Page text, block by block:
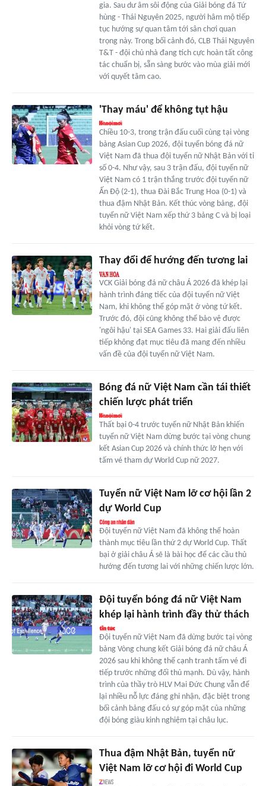
gia. Sau dư âm sôi động của Giải bóng đá Tứ
hùng - Thái Nguyên 2025, người hâm mộ tiếp
tục hướng sự quan tâm tới sân chơi quan
trọng này. Trong bối cảnh đó, CLB Thái Nguyên
T&T - đội chủ nhà đang tích cực hoàn tất công
tác chuẩn bị, sẵn sàng bước vào mùa giải mới
với quyết tâm cao.
'Thay máu' để không tụt hậu
Chiều 10-3, trong trận đấu cuối cùng tại vòng
bảng Asian Cup 2026, đội tuyển bóng đá nữ
Việt Nam đã thua đội tuyển nữ Nhật Bản với tỉ
số 0-4. Như vậy, sau 3 trận đấu, đội tuyển nữ
Việt Nam có 1 trận thắng trước đội tuyển nữ
Ấn Độ (2-1), thua Đài Bắc Trung Hoa (0-1) và
thua đậm Nhật Bản. Kết thúc vòng bảng, đội
tuyển nữ Việt Nam xếp thứ 3 bảng C và bị loại
khỏi vòng tứ kết.
Thay đổi để hướng đến tương lai
VCK Giải bóng đá nữ châu Á 2026 đã khép lại
hành trình đáng tiếc của đội tuyển nữ Việt
Nam, khi không thể góp mặt ở vòng tứ kết.
Trước đó, đội cũng không thể bảo vệ được
'ngôi hậu' tại SEA Games 33. Hai giải đấu liên
tiếp không đạt mục tiêu đã mang đến nhiều
vấn đề của đội tuyển nữ Việt Nam.
Bóng đá nữ Việt Nam cần tái thiết
chiến lược phát triển
Thất bại 0-4 trước tuyển nữ Nhật Bản khiến
tuyển nữ Việt Nam dừng bước tại vòng chung
kết Asian Cup 2026 và chính thức lỡ hẹn với
tấm vé tham dự World Cup nữ 2027.
Tuyển nữ Việt Nam lỡ cơ hội lần 2
dự World Cup
Đội tuyển nữ Việt Nam đã không thể hoàn
thành mục tiêu lần thứ 2 dự World Cup. Thất
bại ở giải châu Á sẽ là bài học để các cầu thủ
hướng đến tương lai với những chiến lược lớn.
Đội tuyển bóng đá nữ Việt Nam
khép lại hành trình đầy thử thách
Đội tuyển nữ Việt Nam đã dừng bước tại vòng
bảng Vòng chung kết Giải bóng đá nữ châu Á
2026 sau khi không thể cạnh tranh tấm vé đi
tiếp trước những đối thủ mạnh. Dù vậy, hành
trình của thầy trò HLV Mai Đức Chung vẫn để
lại nhiều nỗ lực đáng ghi nhận, đặc biệt trong
bối cảnh bảng đấu có sự góp mặt của những
đội bóng giàu kinh nghiệm tại châu lục.
Thua đậm Nhật Bản, tuyển nữ
Việt Nam lỡ cơ hội đi World Cup